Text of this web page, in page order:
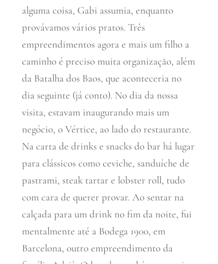
alguma coisa, Gabi assumia, enquanto
provávamos vários pratos. Três
empreendimentos agora e mais um filho a
caminho é preciso muita organização, além
da Batalha dos Baos, que aconteceria no
dia seguinte (já conto). No dia da nossa
visita, estavam inaugurando mais um
negócio, o Vértice, ao lado do restaurante.
Na carta de drinks e snacks do bar há lugar
para clássicos como ceviche, sanduíche de
pastrami, steak tartar e lobster roll, tudo
com cara de querer provar. Ao sentar na
calçada para um drink no fim da noite, fui
mentalmente até a Bodega 1900, em
Barcelona, outro empreendimento da